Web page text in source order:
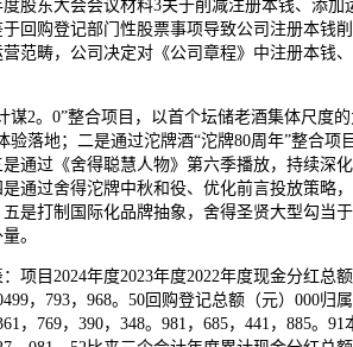
东大会会议材料3关于削减注册本钱、添加
回购登记部门性股票事项导致公司注册本钱
范畴，公司决定对《公司章程》中注册本钱
。0”整合项目，以首个坛储老酒集体尺度的
验落地；二是通过沱牌酒“沱牌80周年”整合项
通过《舍得聪慧人物》第六季播放，持续深
通过舍得沱牌中秋和役、优化前言投放策略，
是打制国际化品牌抽象，舍得圣贤大型勾当
。
2024年度2023年度2022年度现金分红总额
，793，968。50回购登记总额（元）000归
，769，390，348。981，685，441，885。